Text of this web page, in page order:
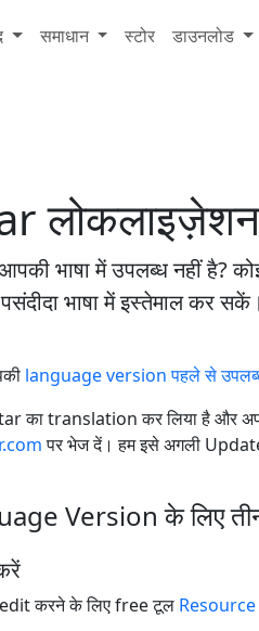
समाधान स्टोर डाउनलोड
लोकलाइज़ेशन
भाषा में उपलब्ध नहीं है?
भाषा में इस्तेमाल कर सकें।
language version पहले से
का translation कर लिया है और
पर भेज दें। हम इसे अगली
Version के लिए
करने के लिए free टूल